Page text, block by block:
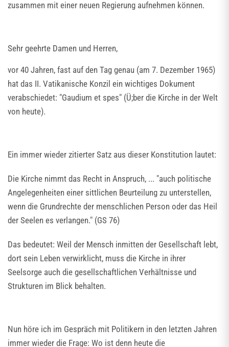
zusammen mit einer neuen Regierung aufnehmen können.
Sehr geehrte Damen und Herren,
vor 40 Jahren, fast auf den Tag genau (am 7. Dezember 1965)
hat das II. Vatikanische Konzil ein wichtiges Dokument
verabschiedet: "Gaudium et spes" (Ü;ber die Kirche in der Welt
von heute).
Ein immer wieder zitierter Satz aus dieser Konstitution lautet:
Die Kirche nimmt das Recht in Anspruch, ... "auch politische
Angelegenheiten einer sittlichen Beurteilung zu unterstellen,
wenn die Grundrechte der menschlichen Person oder das Heil
der Seelen es verlangen." (GS 76)
Das bedeutet: Weil der Mensch inmitten der Gesellschaft lebt,
dort sein Leben verwirklicht, muss die Kirche in ihrer
Seelsorge auch die gesellschaftlichen Verhältnisse und
Strukturen im Blick behalten.
Nun höre ich im Gespräch mit Politikern in den letzten Jahren
immer wieder die Frage: Wo ist denn heute die